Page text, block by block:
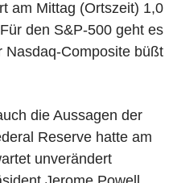
am Mittag (Ortszeit) 1,0
den S&P-500 geht es
Nasdaq-Composite büßt
die Aussagen der
Reserve hatte am
unverändert